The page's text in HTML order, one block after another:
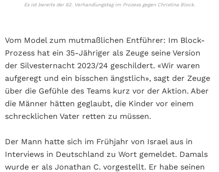
Es ist bereits der 62. Verhandlungstag im Prozess gegen Christina Block.
Vom Model zum mutmaßlichen Entführer: Im Block-
Prozess hat ein 35-Jähriger als Zeuge seine Version
der Silvesternacht 2023/24 geschildert. «Wir waren
aufgeregt und ein bisschen ängstlich», sagt der Zeuge
über die Gefühle des Teams kurz vor der Aktion. Aber
die Männer hätten geglaubt, die Kinder vor einem
schrecklichen Vater retten zu müssen.
Der Mann hatte sich im Frühjahr von Israel aus in
Interviews in Deutschland zu Wort gemeldet. Damals
wurde er als Jonathan C. vorgestellt. Er habe seinen